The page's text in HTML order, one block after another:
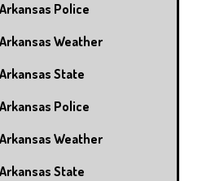
Police
Weather
State
Police
Weather
State